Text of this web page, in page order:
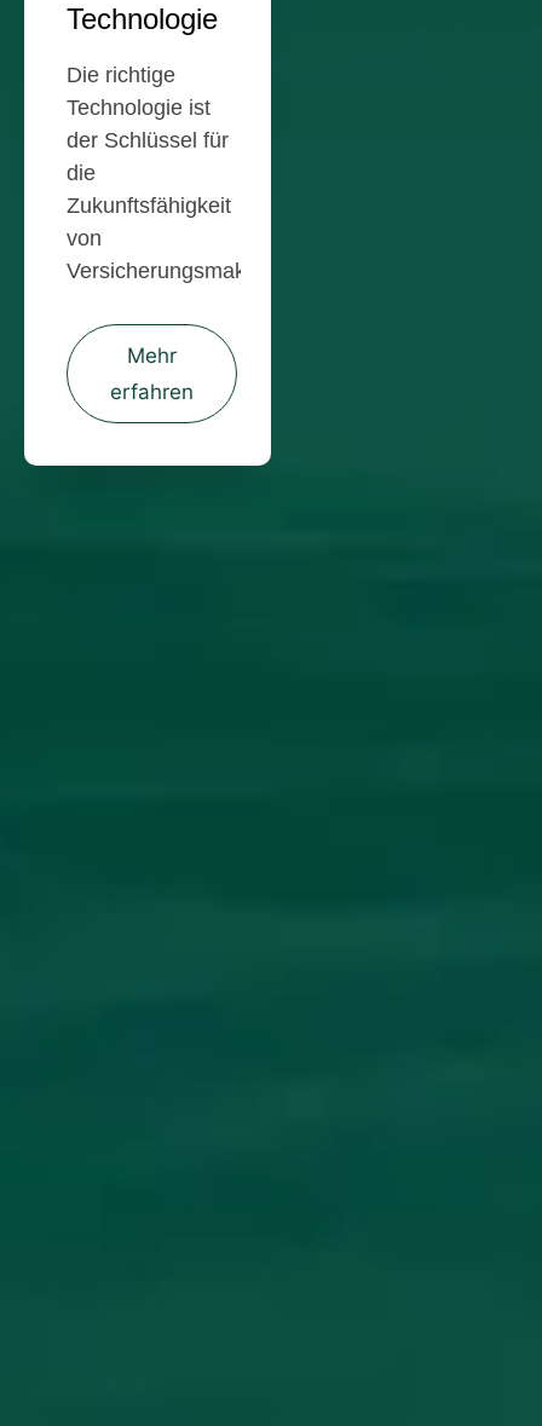
Technologie
Die richtige
Technologie ist
der Schlüssel für
die
Zukunftsfähigkeit
von
Versicherungsmakler.
Mehr
erfahren